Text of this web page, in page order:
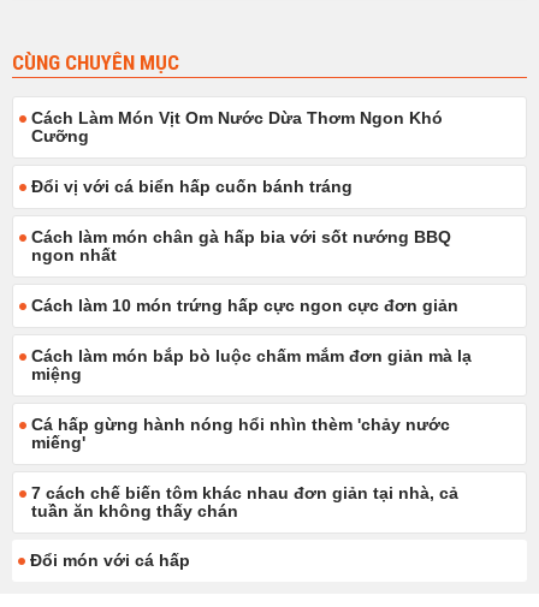
CÙNG CHUYÊN MỤC
Cách Làm Món Vịt Om Nước Dừa Thơm Ngon Khó
Cưỡng
Đổi vị với cá biển hấp cuốn bánh tráng
Cách làm món chân gà hấp bia với sốt nướng BBQ
ngon nhất
Cách làm 10 món trứng hấp cực ngon cực đơn giản
Cách làm món bắp bò luộc chấm mắm đơn giản mà lạ
miệng
Cá hấp gừng hành nóng hổi nhìn thèm 'chảy nước
miếng'
7 cách chế biến tôm khác nhau đơn giản tại nhà, cả
tuần ăn không thấy chán
Đổi món với cá hấp